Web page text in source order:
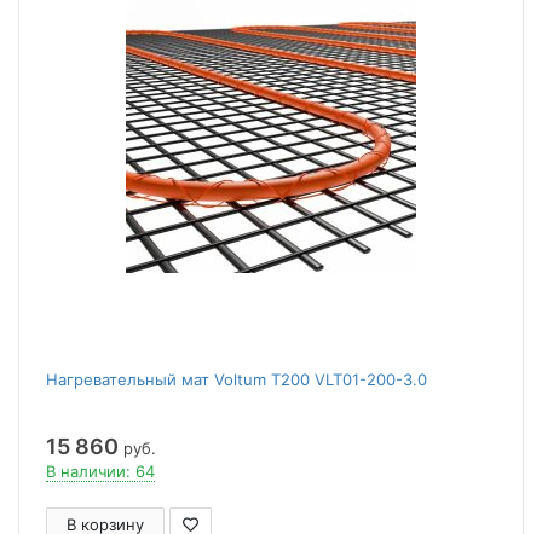
Нагревательный мат Voltum Т200 VLT01-200-3.0
15 860 руб.
В наличии: 64
В корзину